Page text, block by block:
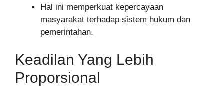
Hal ini memperkuat kepercayaan
masyarakat terhadap sistem hukum dan
pemerintahan.
Keadilan Yang Lebih
Proporsional